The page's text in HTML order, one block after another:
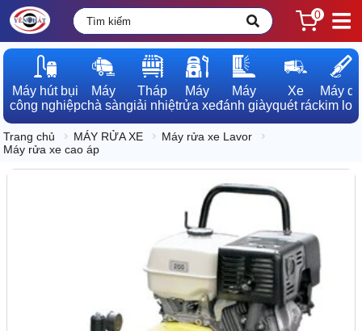
0
Máy hút bụi
công nghiệp
Máy
chà sàn
Tháp
giải nhiệt
Máy
rửa xe
Máy
đánh giày
Xe
quét rác
Máy dò
kim loại
Trang chủ MÁY RỬA XE
Máy rửa xe Lavor
Máy rửa xe cao áp